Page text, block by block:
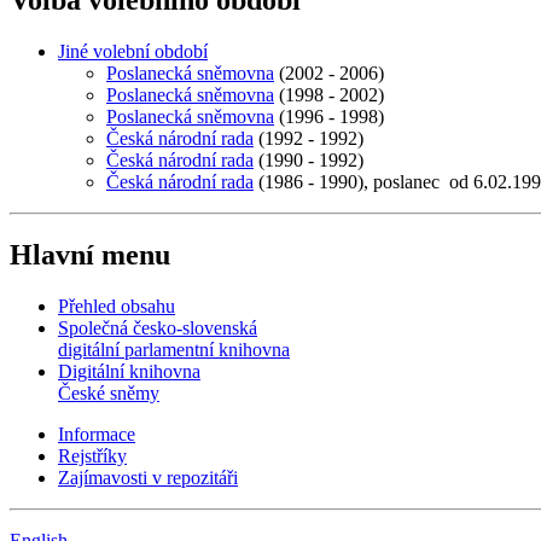
Jiné volební období
Poslanecká sněmovna (2002 - 2006)
Poslanecká sněmovna (1998 - 2002)
Poslanecká sněmovna (1996 - 1998)
Česká národní rada (1992 - 1992)
Česká národní rada (1990 - 1992)
Česká národní rada (1986 - 1990), poslanec od
Hlavní menu
Přehled obsahu
Společná česko-slovenská
digitální parlamentní knihovna
Digitální knihovna
České sněmy
Informace
Rejstříky
Zajímavosti v repozitáři